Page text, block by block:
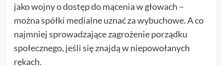
jako wojny o dostęp do mącenia w głowach –
można spółki medialne uznać za wybuchowe. A co
najmniej sprowadzające zagrożenie porządku
społecznego, jeśli się znajdą w niepowołanych
rękach.